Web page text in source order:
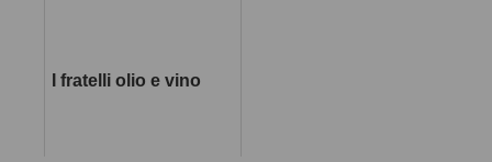
I fratelli olio e vino